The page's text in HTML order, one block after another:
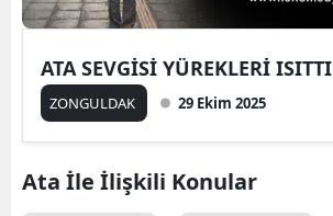
ATA SEVGİSİ YÜREKLERİ ISITTI
ZONGULDAK 29 Ekim 2025
Ata İle İlişkili Konular